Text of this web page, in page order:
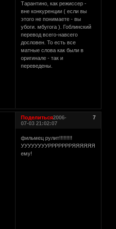
Тарантино, как режиссер -
вне конкуренции ( если вы
этого не понимаете - вы
убоги. мбугога ). Гоблинский
перевод всего-навсего
дословен. То есть все
матные слова как были в
оригинале - так и
переведены.
Поделиться 7
2006-
07-03 21:02:07
фильмец рулит!!!!!!!!!
УУУУУУУУРРРРРРРЯЯЯЯЯЯ
ему!